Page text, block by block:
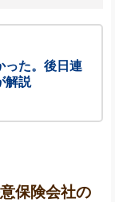
った。後日連
解説
保険会社の